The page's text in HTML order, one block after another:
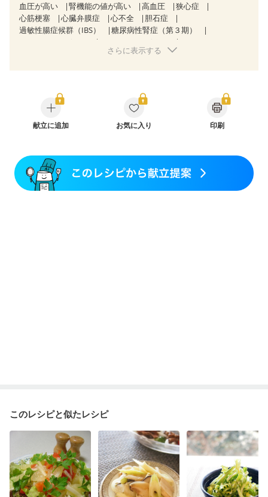
血圧が高い 腎機能の値が高い 高血圧
狭心症
心筋梗塞
心臓弁膜症 心不全
胆石症
過敏性腸症候群（IBS）
糖尿病性腎症（第３期）
CKD（ステージ１）
CKD（ステージ２）
CKD（ステージ３b）
味の感じ方が変わった
食欲がない
骨折
骨粗しょう症
低栄養予防
貧血対策
ニキビ・肌荒れ
さらに表示する
献立に追加 お気に入り 印刷
このレシピと似たレシピ